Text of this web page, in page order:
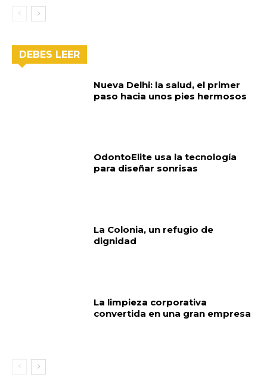
DEBES LEER
Nueva Delhi: la salud, el primer
paso hacia unos pies hermosos
OdontoElite usa la tecnología
para diseñar sonrisas
La Colonia, un refugio de
dignidad
La limpieza corporativa
convertida en una gran empresa